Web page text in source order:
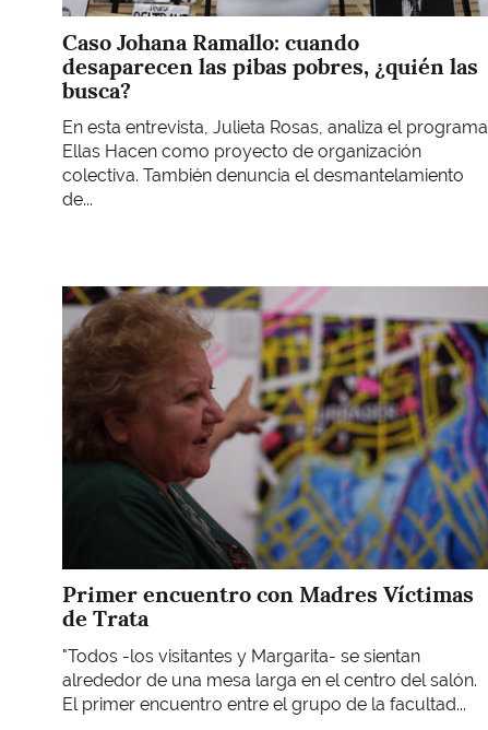
Caso Johana Ramallo: cuando
desaparecen las pibas pobres, ¿quién las
busca?
En esta entrevista, Julieta Rosas, analiza el programa
Ellas Hacen como proyecto de organización
colectiva. También denuncia el desmantelamiento
de...
Imagen
Primer encuentro con Madres Víctimas
de Trata
"Todos -los visitantes y Margarita- se sientan
alrededor de una mesa larga en el centro del salón.
El primer encuentro entre el grupo de la facultad...